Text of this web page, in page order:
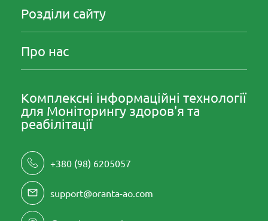
Комплексні інформаційні технології
для Моніторингу здоров'я та
реабілітації
+380 (98) 6205057
support@oranta-ao.com
Розділи сайту
Про нас